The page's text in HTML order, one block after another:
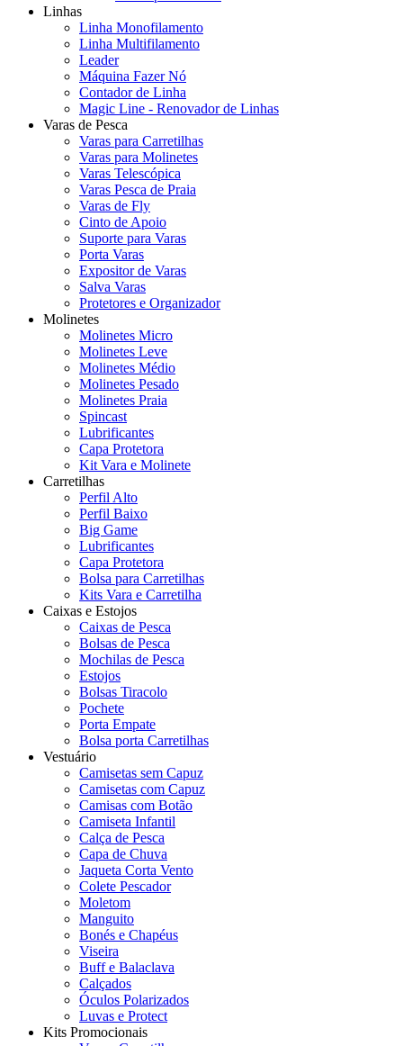
Linhas
Linha Monofilamento
Linha Multifilamento
Leader
Máquina Fazer Nó
Contador de Linha
Magic Line - Renovador de Linhas
Varas de Pesca
Varas para Carretilhas
Varas para Molinetes
Varas Telescópica
Varas Pesca de Praia
Varas de Fly
Cinto de Apoio
Suporte para Varas
Porta Varas
Expositor de Varas
Salva Varas
Protetores e Organizador
Molinetes
Molinetes Micro
Molinetes Leve
Molinetes Médio
Molinetes Pesado
Molinetes Praia
Spincast
Lubrificantes
Capa Protetora
Kit Vara e Molinete
Carretilhas
Perfil Alto
Perfil Baixo
Big Game
Lubrificantes
Capa Protetora
Bolsa para Carretilhas
Kits Vara e Carretilha
Caixas e Estojos
Caixas de Pesca
Bolsas de Pesca
Mochilas de Pesca
Estojos
Bolsas Tiracolo
Pochete
Porta Empate
Bolsa porta Carretilhas
Vestuário
Camisetas sem Capuz
Camisetas com Capuz
Camisas com Botão
Camiseta Infantil
Calça de Pesca
Capa de Chuva
Jaqueta Corta Vento
Colete Pescador
Moletom
Manguito
Bonés e Chapéus
Viseira
Buff e Balaclava
Calçados
Óculos Polarizados
Luvas e Protect
Kits Promocionais